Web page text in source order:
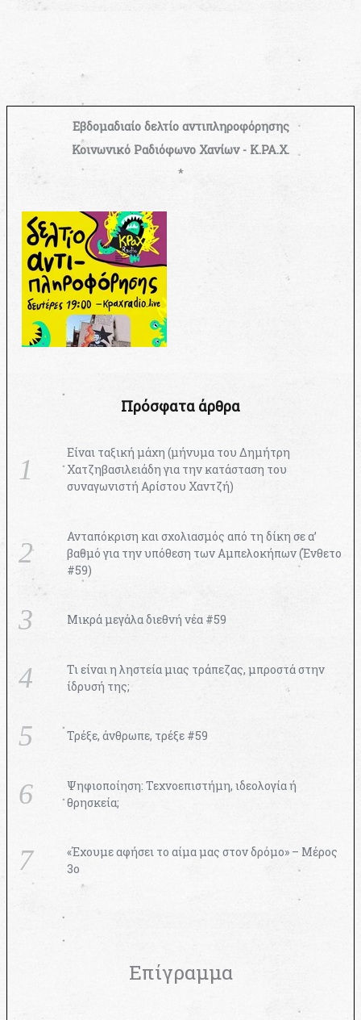
Εβδομαδιαίο δελτίο αντιπληροφόρησης
Κοινωνικό Ραδιόφωνο Χανίων - Κ.ΡΑ.Χ.
*
Πρόσφατα άρθρα
Είναι ταξική μάχη (μήνυμα του Δημήτρη
Χατζηβασιλειάδη για την κατάσταση του
συναγωνιστή Αρίστου Χαντζή)
Ανταπόκριση και σχολιασμός από τη δίκη σε α’
βαθμό για την υπόθεση των Αμπελοκήπων (Ένθετο
#59)
Μικρά μεγάλα διεθνή νέα #59
Τι είναι η ληστεία μιας τράπεζας, μπροστά στην
ίδρυσή της;
Τρέξε, άνθρωπε, τρέξε #59
Ψηφιοποίηση: Τεχνοεπιστήμη, ιδεολογία ή
θρησκεία;
«Έχουμε αφήσει το αίμα μας στον δρόμο» – Μέρος
3ο
Επίγραμμα